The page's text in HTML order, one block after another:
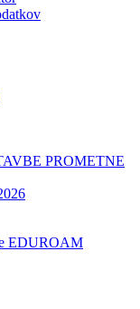
PROMETNE
EDUROAM